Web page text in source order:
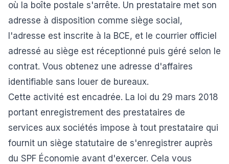
où la boîte postale s'arrête. Un prestataire met son
adresse à disposition comme siège social,
l'adresse est inscrite à la BCE, et le courrier officiel
adressé au siège est réceptionné puis géré selon le
contrat. Vous obtenez une adresse d'affaires
identifiable sans louer de bureaux.
Cette activité est encadrée. La loi du 29 mars 2018
portant enregistrement des prestataires de
services aux sociétés impose à tout prestataire qui
fournit un siège statutaire de s'enregistrer auprès
du SPF Économie avant d'exercer. Cela vous